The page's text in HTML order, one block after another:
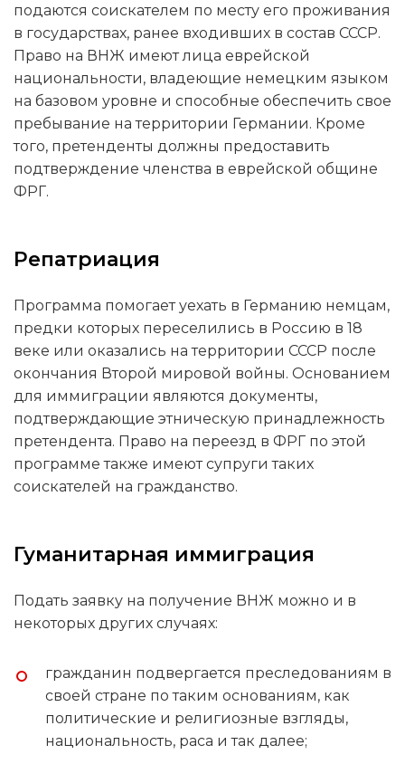
подаются соискателем по месту его проживания
в государствах, ранее входивших в состав СССР.
Право на ВНЖ имеют лица еврейской
национальности, владеющие немецким языком
на базовом уровне и способные обеспечить свое
пребывание на территории Германии. Кроме
того, претенденты должны предоставить
подтверждение членства в еврейской общине
ФРГ.
Репатриация
Программа помогает уехать в Германию немцам,
предки которых переселились в Россию в 18
веке или оказались на территории СССР после
окончания Второй мировой войны. Основанием
для иммиграции являются документы,
подтверждающие этническую принадлежность
претендента. Право на переезд в ФРГ по этой
программе также имеют супруги таких
соискателей на гражданство.
Гуманитарная иммиграция
Подать заявку на получение ВНЖ можно и в
некоторых других случаях:
гражданин подвергается преследованиям в
своей стране по таким основаниям, как
политические и религиозные взгляды,
национальность, раса и так далее;